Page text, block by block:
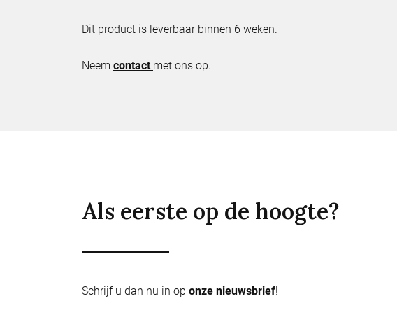
Dit product is leverbaar binnen 6 weken.
Neem contact met ons op.
Als eerste op de hoogte?
Schrijf u dan nu in op onze nieuwsbrief!